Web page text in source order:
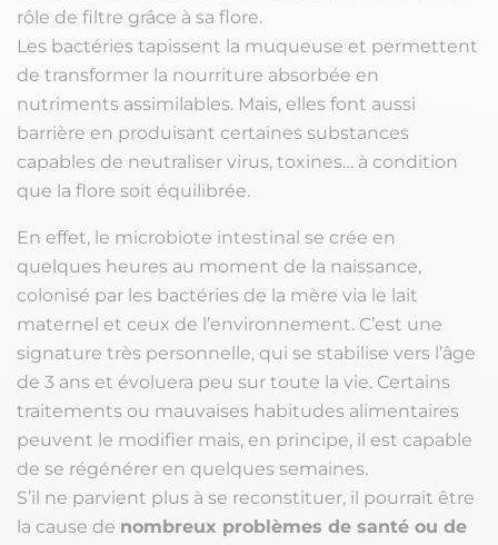
rôle de filtre grâce à sa flore.
Les bactéries tapissent la muqueuse et permettent
de transformer la nourriture absorbée en
nutriments assimilables. Mais, elles font aussi
barrière en produisant certaines substances
capables de neutraliser virus, toxines… à condition
que la flore soit équilibrée.
En effet, le microbiote intestinal se crée en
quelques heures au moment de la naissance,
colonisé par les bactéries de la mère via le lait
maternel et ceux de l’environnement. C’est une
signature très personnelle, qui se stabilise vers l’âge
de 3 ans et évoluera peu sur toute la vie. Certains
traitements ou mauvaises habitudes alimentaires
peuvent le modifier mais, en principe, il est capable
de se régénérer en quelques semaines.
S’il ne parvient plus à se reconstituer, il pourrait être
la cause de nombreux problèmes de santé ou de